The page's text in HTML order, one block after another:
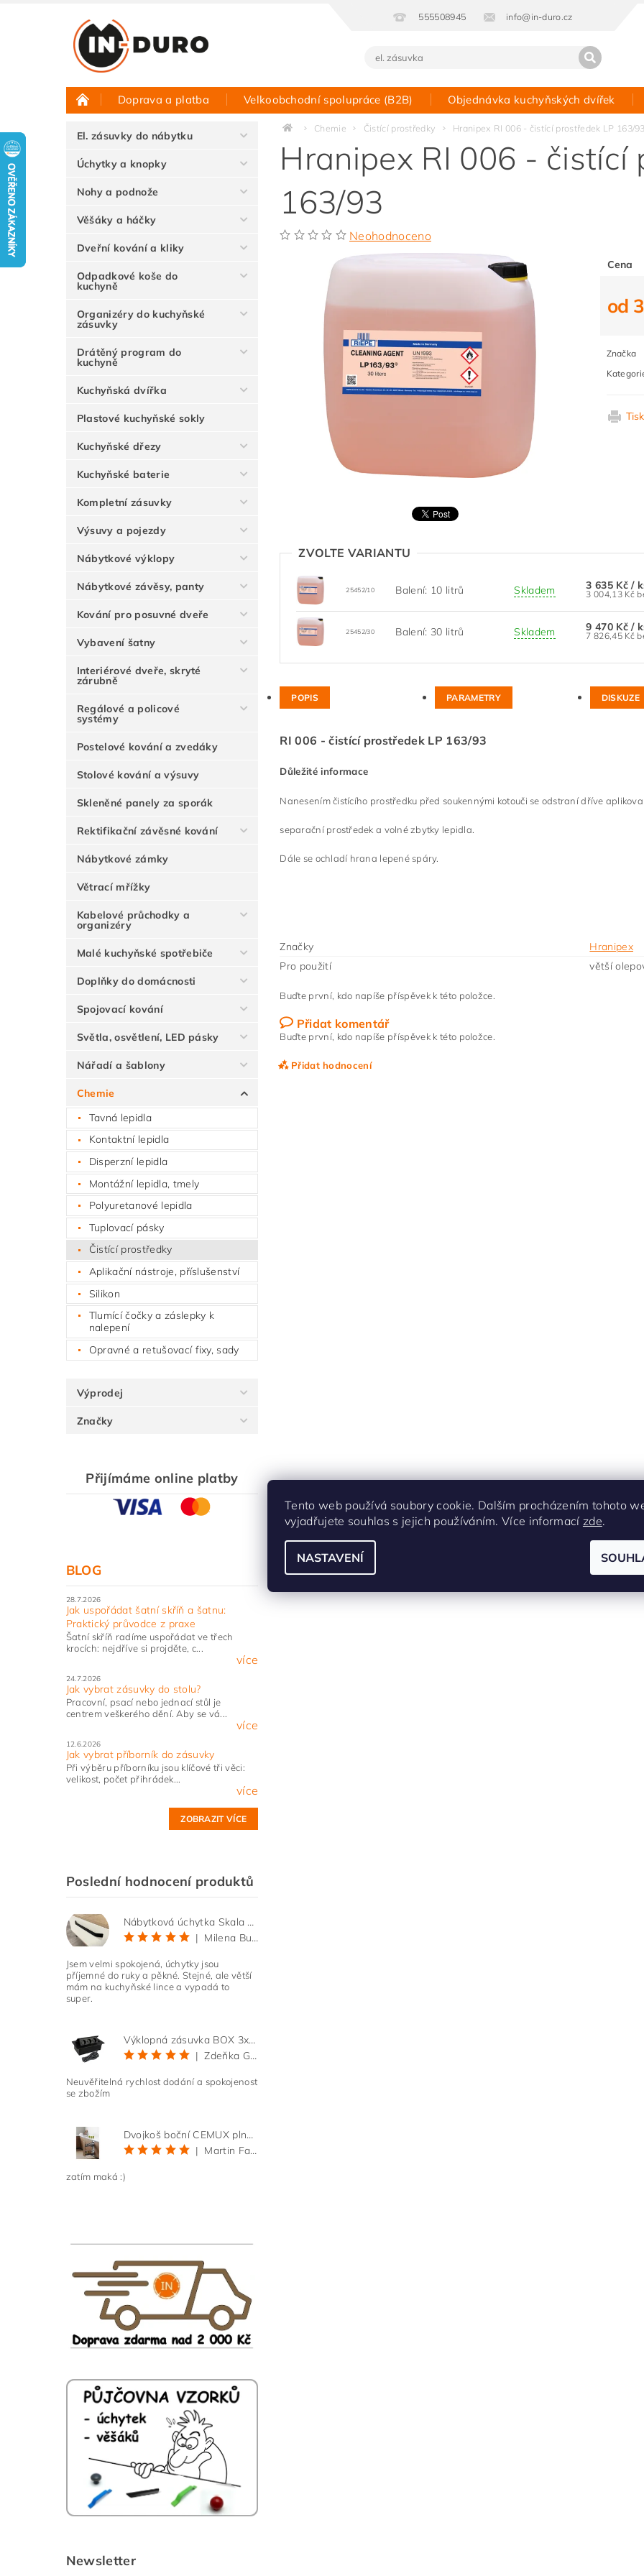
555508945 info@in-duro.cz
Doprava a platba Velkoobchodní spolupráce (B2B) Objednávka kuchyňských dvířek
Půjčovna vzorků Hodnocení obchodu Kontakt
El. zásuvky do nábytku
Úchytky a knopky
Nohy a podnože
Věšáky a háčky
Dveřní kování a kliky
Odpadkové koše do
kuchyně
Organizéry do kuchyňské
zásuvky
Drátěný program do
kuchyně
Kuchyňská dvířka
Plastové kuchyňské sokly
Kuchyňské dřezy
Kuchyňské baterie
Kompletní zásuvky
Výsuvy a pojezdy
Nábytkové výklopy
Nábytkové závěsy, panty
Kování pro posuvné dveře
Vybavení šatny
Interiérové dveře, skryté
zárubně
Regálové a policové
systémy
Postelové kování a zvedáky
Stolové kování a výsuvy
Skleněné panely za sporák
Rektifikační závěsné kování
Nábytkové zámky
Větrací mřížky
Kabelové průchodky a
organizéry
Malé kuchyňské spotřebiče
Doplňky do domácnosti
Spojovací kování
Světla, osvětlení, LED pásky
Nářadí a šablony
Chemie
Tavná lepidla
Kontaktní lepidla
Disperzní lepidla
Montážní lepidla, tmely
Polyuretanové lepidla
Tuplovací pásky
Čistící prostředky
Aplikační nástroje, příslušenství
Silikon
Tlumící čočky a záslepky k
nalepení
Opravné a retušovací fixy, sady
Výprodej
Značky
Přijímáme online platby
BLOG
28.7.2026
Jak uspořádat šatní skříň a šatnu:
Praktický průvodce z praxe
Šatní skříň radíme uspořádat ve třech
krocích: nejdříve si projděte, c...
více
24.7.2026
Jak vybrat zásuvky do stolu?
Pracovní, psací nebo jednací stůl je
centrem veškerého dění. Aby se vá...
více
12.6.2026
Jak vybrat příborník do zásuvky
Při výběru příborníku jsou klíčové tři věci:
velikost, počet přihrádek...
více
ZOBRAZIT VÍCE
Poslední hodnocení produktů
Nábytková úchytka Skala černá matná
|
Milena Bučková
Jsem velmi spokojená, úchytky jsou
příjemné do ruky a pěkné. Stejné, ale větší
mám na kuchyňské lince a vypadá to
super.
Výklopná zásuvka BOX 3x 230V s 3m kabelem - černá
|
Zdeňka Gold
Neuvěřitelná rychlost dodání a spokojenost
se zbožím
Dvojkoš boční CEMUX plné dno 3D, s tlumením antracit 200 mm
|
Martin Faltus
zatím maká :)
Newsletter
Chemie Čistící prostředky Hranipex RI 006 - čistící prostředek LP 163/93
Hranipex RI 006 - čistící
163/93
Neohodnoceno
Cena
od
Značka
Tisk
ZVOLTE VARIANTU
25452/10 Balení: 10 litrů Skladem 3 635 Kč/
3
25452/30 Balení: 30 litrů Skladem 9 470 Kč/
7
POPIS PARAMETRY DISKUZE
RI 006 - čistící prostředek LP 163/93
Důležité informace
Nanesením čistícího prostředku před soukennými kotouči se odstraní dříve
separační prostředek a volné zbytky lepidla.
Dále se ochladí hrana lepené spáry.
Značky
Hranipex
Pro použití
větší
Buďte první, kdo napíše příspěvek k této položce.
Přidat komentář
Buďte první, kdo napíše příspěvek k této položce.
Přidat hodnocení
Tento web používá soubory cookie. Dalším procházením tohoto
vyjadřujete souhlas s jejich používáním. Více informací zde.
NASTAVENÍ